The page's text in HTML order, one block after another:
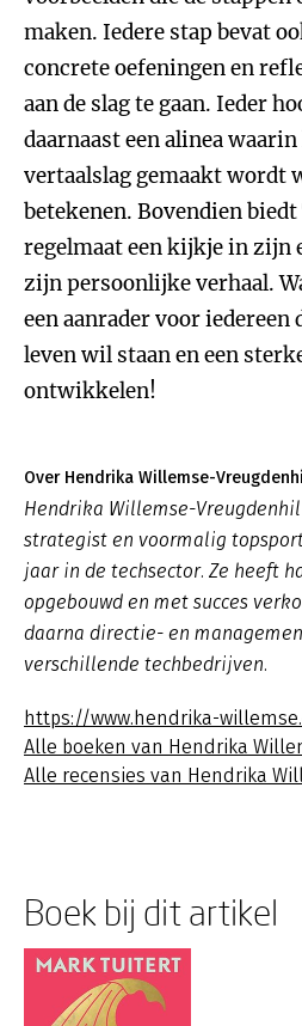
maken. Iedere stap bevat
concrete oefeningen en
aan de slag te gaan. Ieder
daarnaast een alinea
vertaalslag gemaakt wordt
betekenen. Bovendien
regelmaat een kijkje in zijn
zijn persoonlijke verhaal.
een aanrader voor
leven wil staan en een
ontwikkelen!
Over Hendrika Willemse-
Hendrika Willemse-
strategist en voormalig
jaar in de techsector. Ze heeft
opgebouwd en met succes
daarna directie- en
verschillende techbedrijven.
https://www.hendrika-
Alle boeken van Hendrika
Alle recensies van Hendrika
Boek bij dit artikel